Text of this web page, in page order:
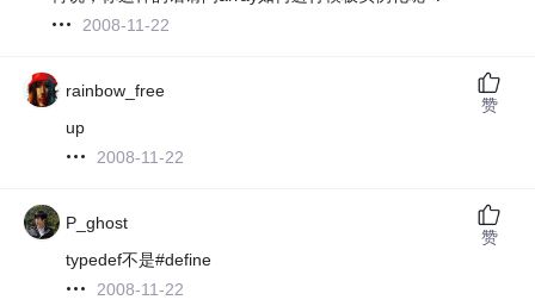
2008-11-22
rainbow_free
up
2008-11-22
赞
P_ghost
typedef不是#define
2008-11-22
赞